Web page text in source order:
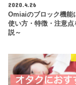
く、バ
応援し
年齢層
GPSを利
れ違っ
能とい
2020.4.26
Omiaiのブロック機能
使い方・特徴・注意点
説～